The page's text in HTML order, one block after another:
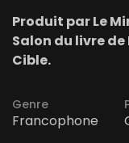
Produit par Le
Salon du livre
Cible.
Genre
Francophone